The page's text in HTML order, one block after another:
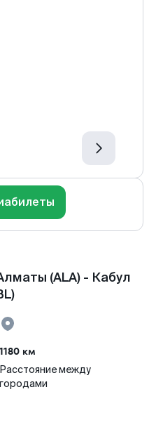
(ALA) - Кабул
1180 км
Расстояние между
городами